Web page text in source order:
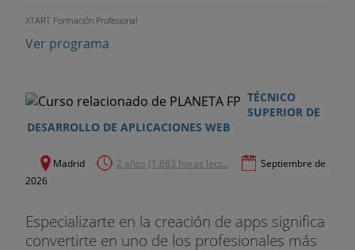
XTART Formación Profesional
Ver programa
TÉCNICO
SUPERIOR DE
DESARROLLO DE APLICACIONES WEB
Madrid 2 años (1.683 horas lect...
Septiembre de
2026
Especializarte en la creación de apps significa
convertirte en uno de los profesionales más